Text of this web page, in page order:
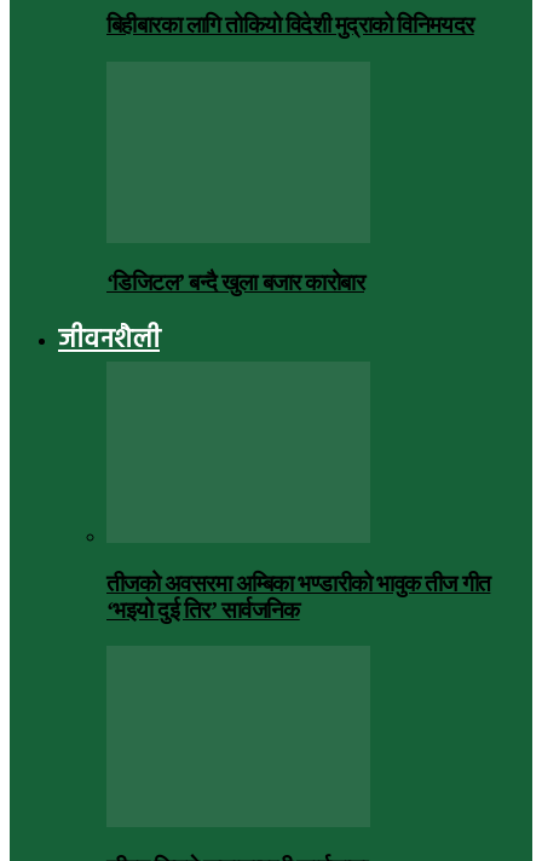
बिहीबारका लागि तोकियो विदेशी मुद्राको विनिमयदर
‘डिजिटल’ बन्दै खुला बजार कारोबार
जीवनशैली
तीजको अवसरमा अम्बिका भण्डारीको भावुक तीज गीत
‘भइयो दुई तिर’ सार्वजनिक